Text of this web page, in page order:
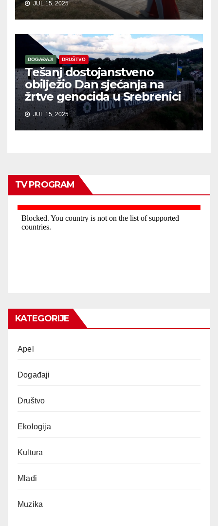
JUL 15, 2025
DOGAĐAJI DRUŠTVO
Tešanj dostojanstveno
obilježio Dan sjećanja na
žrtve genocida u Srebrenici
JUL 15, 2025
TV PROGRAM
KATEGORIJE
Apel
Događaji
Društvo
Ekologija
Kultura
Mladi
Muzika